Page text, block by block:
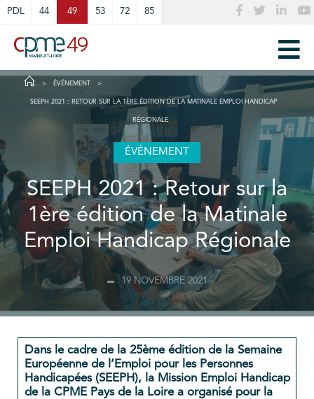
PDL 44 49 53 72 85
ÉVÉNEMENT
SEEPH 2021 : RETOUR SUR LA 1ÈRE ÉDITION DE LA MATINALE EMPLOI HANDICAP
RÉGIONALE
ÉVÉNEMENT
SEEPH 2021 : Retour sur la
1ère édition de la Matinale
Emploi Handicap Régionale
19 NOVEMBRE 2021
Dans le cadre de la 25ème édition de la Semaine
Européenne de l’Emploi pour les Personnes
Handicapées (SEEPH), la Mission Emploi Handicap
de la CPME Pays de la Loire a organisé pour la
Cookies management panel